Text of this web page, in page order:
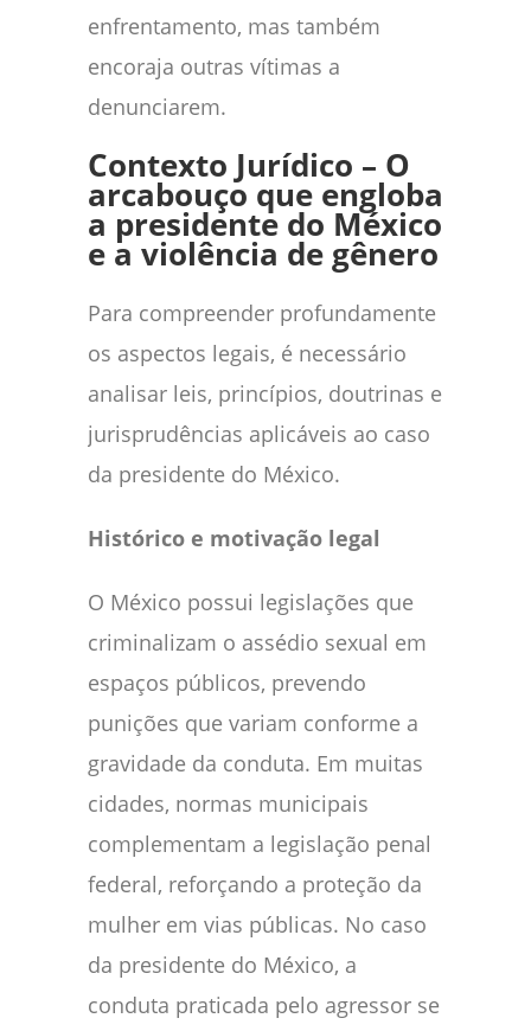
enfrentamento, mas também
encoraja outras vítimas a
denunciarem.
Contexto Jurídico – O
arcabouço que engloba
a presidente do México
e a violência de gênero
Para compreender profundamente
os aspectos legais, é necessário
analisar leis, princípios, doutrinas e
jurisprudências aplicáveis ao caso
da presidente do México.
Histórico e motivação legal
O México possui legislações que
criminalizam o assédio sexual em
espaços públicos, prevendo
punições que variam conforme a
gravidade da conduta. Em muitas
cidades, normas municipais
complementam a legislação penal
federal, reforçando a proteção da
mulher em vias públicas. No caso
da presidente do México, a
conduta praticada pelo agressor se